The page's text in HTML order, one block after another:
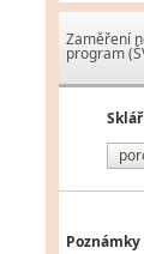
Zaměření
program
Sklář